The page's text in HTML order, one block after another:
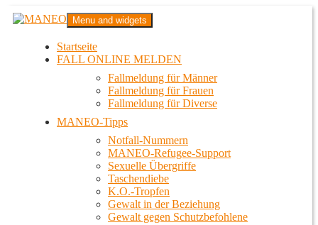
Zum
InhaltMANEO
Das schwule Anti-Gewalt-Projekt in Berlin
Menu and widgets
Startseite
FALL ONLINE MELDEN
Fallmeldung für Männer
Fallmeldung für Frauen
Fallmeldung für Diverse
MANEO-Tipps
Notfall-Nummern
MANEO-Refugee-Support
Sexuelle Übergriffe
Taschendiebe
K.O.-Tropfen
Gewalt in der Beziehung
Gewalt gegen Schutzbefohlene